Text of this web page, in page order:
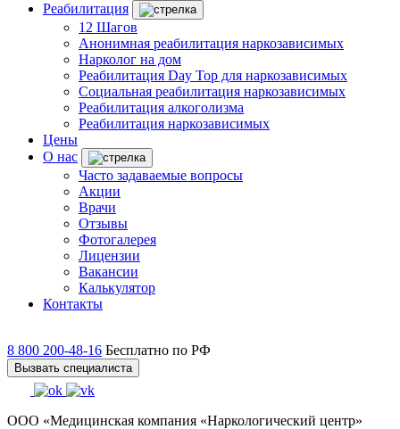
Реабилитация
12 Шагов
Анонимная реабилитация наркозависимых
Нарколог на дом
Реабилитация Day Top для наркозависимых
Социальная реабилитация наркозависимых
Реабилитация алкоголизма
Реабилитация наркозависимых
Цены
О нас
Часто задаваемые вопросы
Акции
Врачи
Отзывы
Фотогалерея
Лицензии
Вакансии
Калькулятор
Контакты
8 800 200-48-16 Бесплатно по РФ
Вызвать специалиста
ООО «Медицинская компания «Наркологический центр»